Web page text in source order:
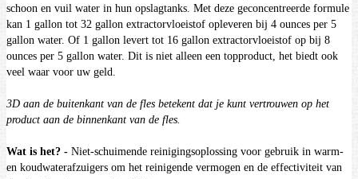
schoon en vuil water in hun opslagtanks. Met deze geconcentreerde formule
kan 1 gallon tot 32 gallon extractorvloeistof opleveren bij 4 ounces per 5
gallon water. Of 1 gallon levert tot 16 gallon extractorvloeistof op bij 8
ounces per 5 gallon water. Dit is niet alleen een topproduct, het biedt ook
veel waar voor uw geld.
3D aan de buitenkant van de fles betekent dat je kunt vertrouwen op het
product aan de binnenkant van de fles.
Wat is het? - Niet-schuimende reinigingsoplossing voor gebruik in warm-
en koudwaterafzuigers om het reinigende vermogen en de effectiviteit van